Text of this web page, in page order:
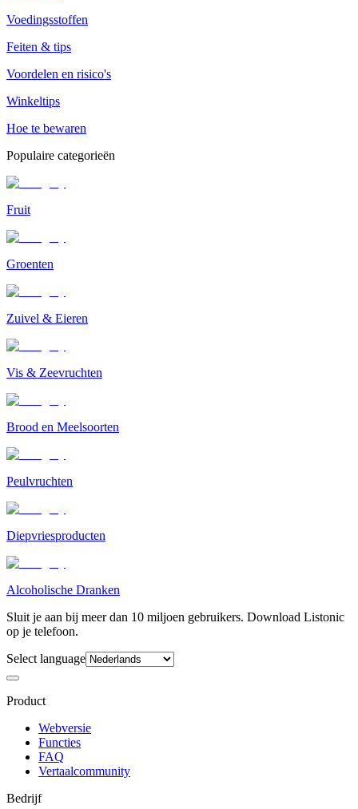
Voedingsstoffen
Feiten & tips
Voordelen en risico's
Winkeltips
Hoe te bewaren
Populaire categorieën
Fruit
Groenten
Zuivel & Eieren
Vis & Zeevruchten
Brood en Meelsoorten
Peulvruchten
Diepvriesproducten
Alcoholische Dranken
Sluit je aan bij meer dan 10 miljoen gebruikers. Download Listonic
op je telefoon.
Select language
Product
Webversie
Functies
FAQ
Vertaalcommunity
Bedrijf